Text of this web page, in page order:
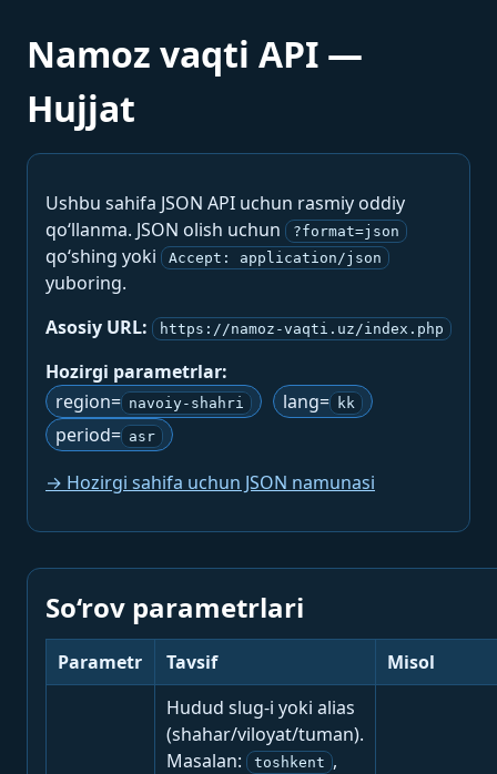
Namoz vaqti API —
Hujjat
Ushbu sahifa JSON API uchun rasmiy oddiy
qo‘llanma. JSON olish uchun
?format=json
qo‘shing yoki Accept: application/json
yuboring.
Asosiy URL:
https://namoz-vaqti.uz/index.php
Hozirgi parametrlar:
region= navoiy-shahri lang= kk
period= asr
→ Hozirgi sahifa uchun JSON namunasi
So‘rov parametrlari
Parametr Tavsif Misol
Hudud slug-i yoki alias
(shahar/viloyat/tuman).
Masalan:
toshkent ,